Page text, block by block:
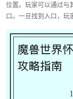
位置。玩家可以通过与
口。一旦找到入口，玩